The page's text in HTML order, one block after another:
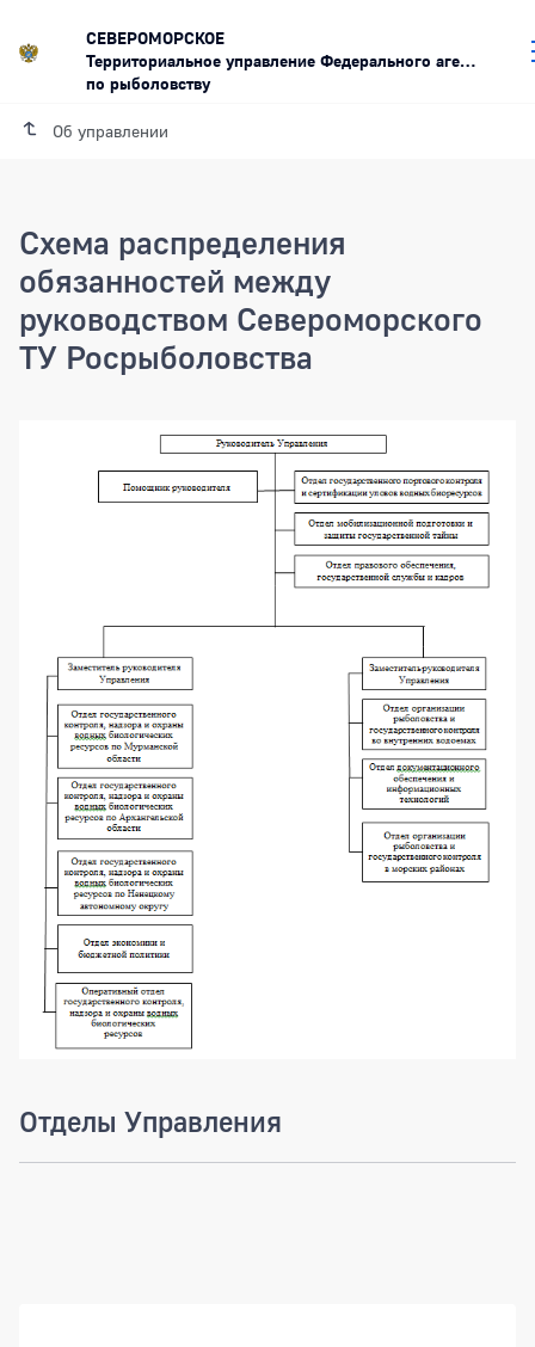
СЕВЕРОМОРСКОЕ
Территориальное управление Федерального агентства
по рыболовству
Об управлении
Схема распределения
обязанностей между
руководством Североморского
ТУ Росрыболовства
Отделы Управления